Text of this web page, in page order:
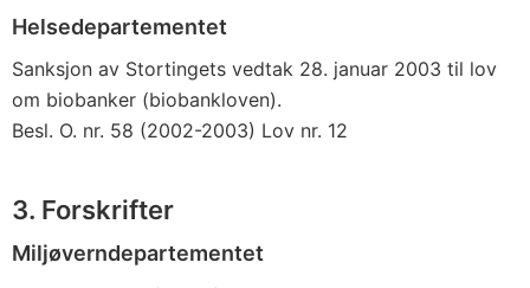
Helsedepartementet
Sanksjon av Stortingets vedtak 28. januar 2003 til lov
om biobanker (biobankloven).
Besl. O. nr. 58 (2002-2003) Lov nr. 12
3. Forskrifter
Miljøverndepartementet